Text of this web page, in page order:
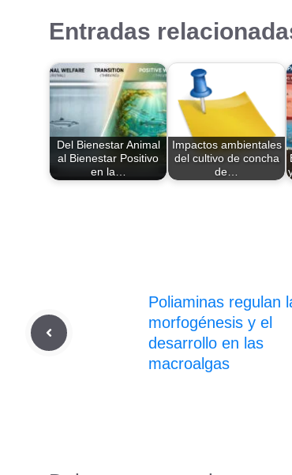
Entradas
Del Bienestar Animal
al Bienestar Positivo
en la…
Impactos ambientales
del cultivo de concha
de…
Poliaminas regulan
morfogénesis y el
desarrollo en las
macroalgas